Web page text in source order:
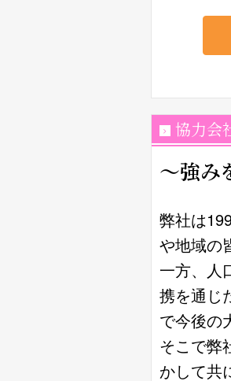
協力会
～強み
弊社は
や地域の
一方、人
携を通じ
で今後の
そこで弊
かして共